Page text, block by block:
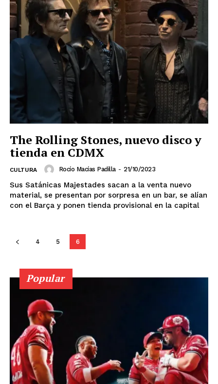
SUSCRIBIRSE
Estados
Aguascalientes Baja California
Baja California Sur Campeche
Colima Durango
Estado de México
Guanajuato
Guerrero Hidalgo
Jalisco
Michoacán
Zacatecas Yucatán Veracruz
Tlaxcala Tamaulipas Tabasco
Sonora
Nayarit
Morelos
The Rolling Stones, nuevo disco y
tienda en CDMX
CULTURA Rocío Macías Padilla - 21/10/2023
Sus Satánicas Majestades sacan a la venta nuevo
material, se presentan por sorpresa en un bar, se alían
con el Barça y ponen tienda provisional en la capital
4 5 6
Popular